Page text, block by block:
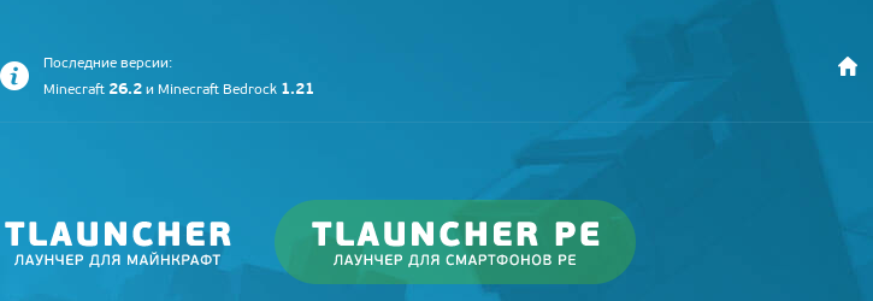
Последние версии:
Minecraft 26.2 и Minecraft Bedrock 1.21